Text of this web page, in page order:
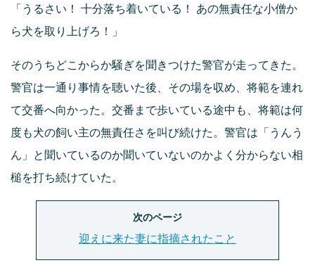
「うるさい！ 十分落ち着いている！ あの無責任な小僧か
ら犬を取り上げろ！」
そのうちどこからか騒ぎを聞きつけた警官が走ってきた。
警官は一通り事情を聴いた後、その場を収め、将範を連れ
て交番へ向かった。交番まで歩いている途中も、将範は何
度も犬の飼い主の無責任さを叫び続けた。警官は「うんう
ん」と聞いているのか聞いていないのかよく分からない相
槌を打ち続けていた。
次のページ
迎えに来た妻に指摘されたこと